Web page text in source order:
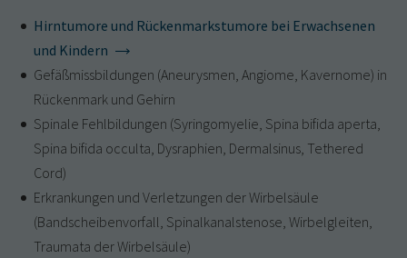
Hirntumore und Rückenmarkstumore bei Erwachsenen
und Kindern
Gefäßmissbildungen (Aneurysmen, Angiome, Kavernome) in
Rückenmark und Gehirn
Spinale Fehlbildungen (Syringomyelie, Spina bifida aperta,
Spina bifida occulta, Dysraphien, Dermalsinus, Tethered
Cord)
Erkrankungen und Verletzungen der Wirbelsäule
(Bandscheibenvorfall, Spinalkanalstenose, Wirbelgleiten,
Traumata der Wirbelsäule)